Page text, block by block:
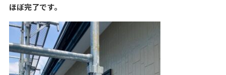
ほぼ完了です。